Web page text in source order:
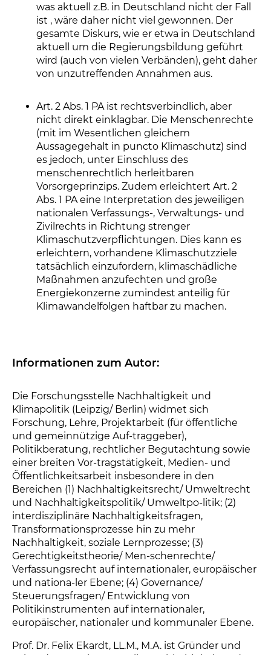
was aktuell z.B. in Deutschland nicht der Fall
ist , wäre daher nicht viel gewonnen. Der
gesamte Diskurs, wie er etwa in Deutschland
aktuell um die Regierungsbildung geführt
wird (auch von vielen Verbänden), geht daher
von unzutreffenden Annahmen aus.
Art. 2 Abs. 1 PA ist rechtsverbindlich, aber
nicht direkt einklagbar. Die Menschenrechte
(mit im Wesentlichen gleichem
Aussagegehalt in puncto Klimaschutz) sind
es jedoch, unter Einschluss des
menschenrechtlich herleitbaren
Vorsorgeprinzips. Zudem erleichtert Art. 2
Abs. 1 PA eine Interpretation des jeweiligen
nationalen Verfassungs-, Verwaltungs- und
Zivilrechts in Richtung strenger
Klimaschutzverpflichtungen. Dies kann es
erleichtern, vorhandene Klimaschutzziele
tatsächlich einzufordern, klimaschädliche
Maßnahmen anzufechten und große
Energiekonzerne zumindest anteilig für
Klimawandelfolgen haftbar zu machen.
Informationen zum Autor:
Die Forschungsstelle Nachhaltigkeit und
Klimapolitik (Leipzig/ Berlin) widmet sich
Forschung, Lehre, Projektarbeit (für öffentliche
und gemeinnützige Auf-traggeber),
Politikberatung, rechtlicher Begutachtung sowie
einer breiten Vor-tragstätigkeit, Medien- und
Öffentlichkeitsarbeit insbesondere in den
Bereichen (1) Nachhaltigkeitsrecht/ Umweltrecht
und Nachhaltigkeitspolitik/ Umweltpo-litik; (2)
interdisziplinäre Nachhaltigkeitsfragen,
Transformationsprozesse hin zu mehr
Nachhaltigkeit, soziale Lernprozesse; (3)
Gerechtigkeitstheorie/ Men-schenrechte/
Verfassungsrecht auf internationaler, europäischer
und nationa-ler Ebene; (4) Governance/
Steuerungsfragen/ Entwicklung von
Politikinstrumenten auf internationaler,
europäischer, nationaler und kommunaler Ebene.
Prof. Dr. Felix Ekardt, LL.M., M.A. ist Gründer und